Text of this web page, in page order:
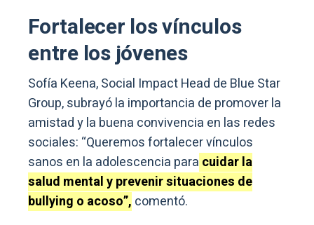
Fortalecer los vínculos
entre los jóvenes
Sofía Keena, Social Impact Head de Blue Star
Group, subrayó la importancia de promover la
amistad y la buena convivencia en las redes
sociales: “Queremos fortalecer vínculos
sanos en la adolescencia para cuidar la
salud mental y prevenir situaciones de
bullying o acoso”, comentó.